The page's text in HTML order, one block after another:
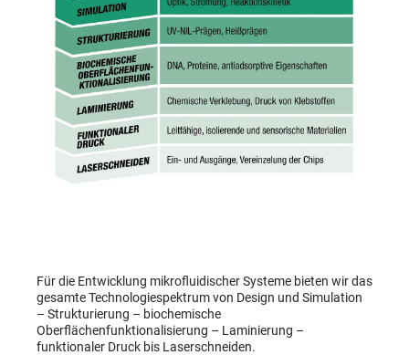
Für die Entwicklung mikrofluidischer Systeme bieten wir das
gesamte Technologiespektrum von Design und Simulation
– Strukturierung – biochemische
Oberflächenfunktionalisierung – Laminierung –
funktionaler Druck bis Laserschneiden.